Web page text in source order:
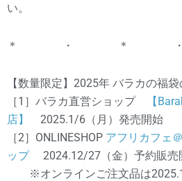
い。
＊ ・ ＊
【数量限定】2025年 バラカの福
［1］バラカ直営ショップ
【
店】
2025.1/6（月）発売開始
［2］ONLINESHOP アフリカフェ
ップ2024.12/27（金）予約販売
※オンラインご注文品は